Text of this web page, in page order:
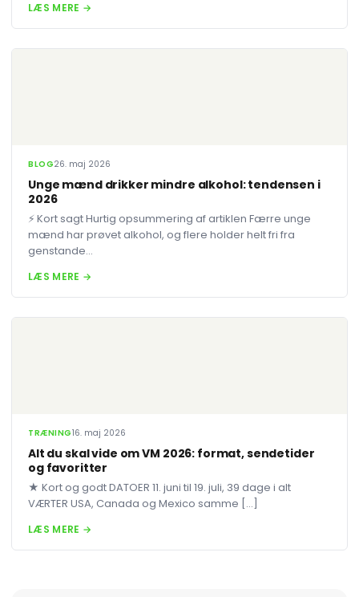
LÆS MERE →
BLOG26. maj 2026
Unge mænd drikker mindre alkohol: tendensen i
2026
⚡ Kort sagt Hurtig opsummering af artiklen Færre unge
mænd har prøvet alkohol, og flere holder helt fri fra
genstande...
LÆS MERE →
TRÆNING16. maj 2026
Alt du skal vide om VM 2026: format, sendetider
og favoritter
★ Kort og godt DATOER 11. juni til 19. juli, 39 dage i alt
VÆRTER USA, Canada og Mexico samme […]
LÆS MERE →